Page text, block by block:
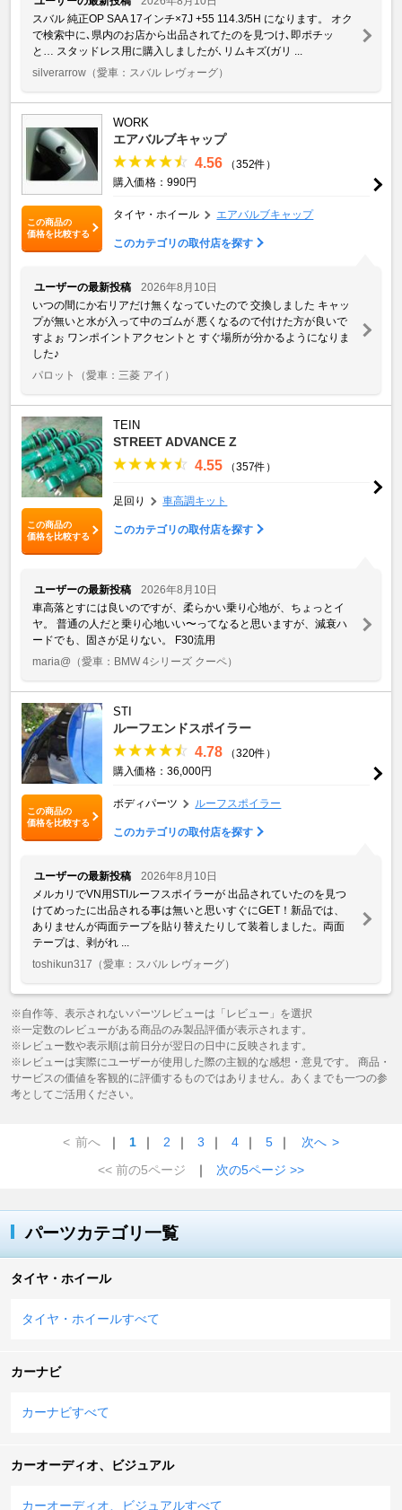
スバル 純正OP SAA 17インチ×7J +55 114.3/5H になります。 オク
で検索中に､県内のお店から出品されてたのを見つけ､即ポチッ
と… スタッドレス用に購入しましたが､リムキズ(ガリ ...
silverarrow （愛車：スバル レヴォーグ）
この商品の
価格を比較する
WORK
エアバルブキャップ
4.56
（352件）
購入価格：990円
タイヤ・ホイール エアバルブキャップ
このカテゴリの取付店を探す
ユーザーの最新投稿
2026年8月10日
いつの間にか右リアだけ無くなっていたので 交換しました キャッ
プが無いと水が入って中のゴムが 悪くなるので付けた方が良いで
すよぉ ワンポイントアクセントと すぐ場所が分かるようになりま
した♪
パロット
（愛車：三菱 アイ）
この商品の
価格を比較する
TEIN
STREET ADVANCE Z
4.55 （357件）
足回り 車高調キット
このカテゴリの取付店を探す
ユーザーの最新投稿
2026年8月10日
車高落とすには良いのですが、柔らかい乗り心地が、ちょっとイ
ヤ。 普通の人だと乗り心地いい〜ってなると思いますが、減衰ハ
ードでも、固さが足りない。 F30流用
maria@ （愛車：BMW 4シリーズ クーペ）
この商品の
価格を比較する
STI
ルーフエンドスポイラー
4.78
（320件）
購入価格：36,000円
ボディパーツ ルーフスポイラー
このカテゴリの取付店を探す
ユーザーの最新投稿
2026年8月10日
メルカリでVN用STIルーフスポイラーが 出品されていたのを見つ
けてめったに出品される事は無いと思いすぐにGET！新品では、
ありませんが両面テープを貼り替えたりして装着しました。両面
テープは、剥がれ ...
toshikun317 （愛車：スバル レヴォーグ）
※自作等、表示されないパーツレビューは「レビュー」を選択
※一定数のレビューがある商品のみ製品評価が表示されます。
※レビュー数や表示順は前日分が翌日の日中に反映されます。
※レビューは実際にユーザーが使用した際の主観的な感想・意見です。 商品・
サービスの価値を客観的に評価するものではありません。あくまでも一つの参
考としてご活用ください。
< 前へ ｜ 1 ｜ 2 ｜ 3 ｜ 4 ｜ 5 ｜ 次へ >
<< 前の5ページ
｜ 次の5ページ >>
パーツカテゴリ一覧
タイヤ・ホイール
タイヤ・ホイールすべて
カーナビ
カーナビすべて
カーオーディオ、ビジュアル
カーオーディオ、ビジュアルすべて